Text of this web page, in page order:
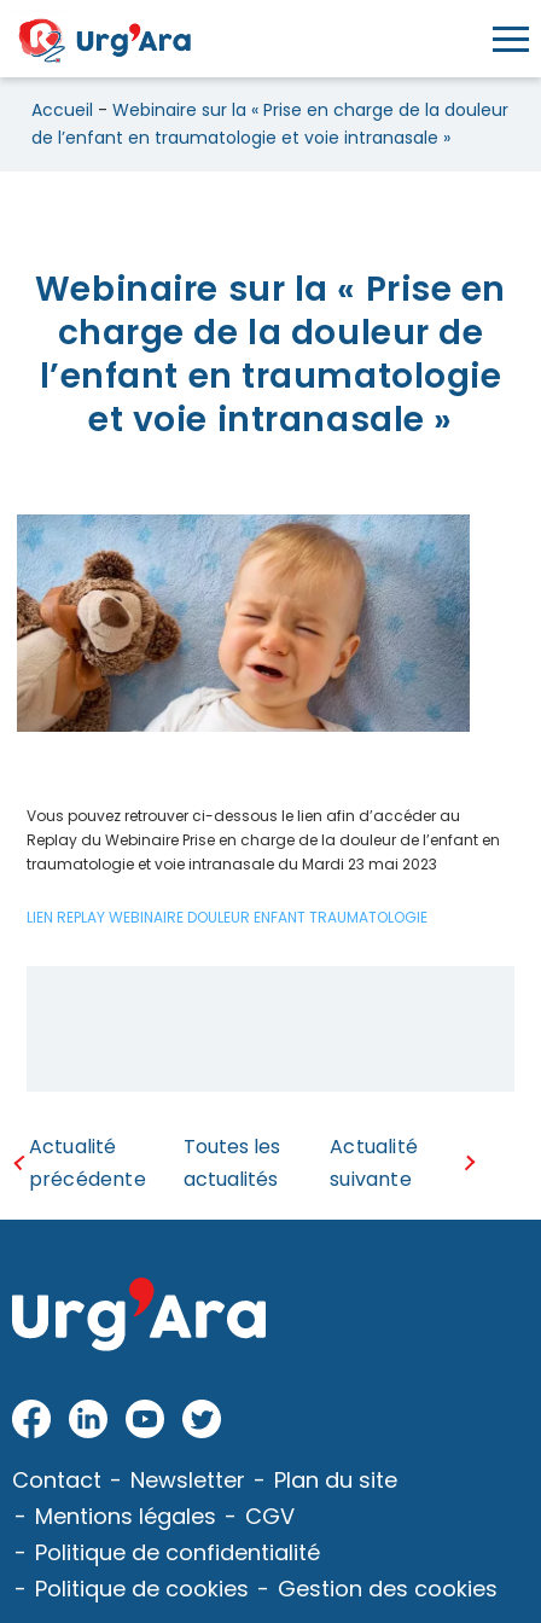
Accueil - Webinaire sur la « Prise en charge de la douleur
de l’enfant en traumatologie et voie intranasale »
Webinaire sur la « Prise en
charge de la douleur de
l’enfant en traumatologie
et voie intranasale »
Vous pouvez retrouver ci-dessous le lien afin d’accéder au
Replay du Webinaire Prise en charge de la douleur de l’enfant en
traumatologie et voie intranasale du Mardi 23 mai 2023
LIEN REPLAY WEBINAIRE DOULEUR ENFANT TRAUMATOLOGIE
Actualité
précédente
Toutes les
actualités
Actualité
suivante
Fac
oo
k
Link
n
Yo
be
Twi
Contact
Newsletter
Plan du site
Mentions légales
CGV
Politique de confidentialité
Politique de cookies
Gestion des cookies